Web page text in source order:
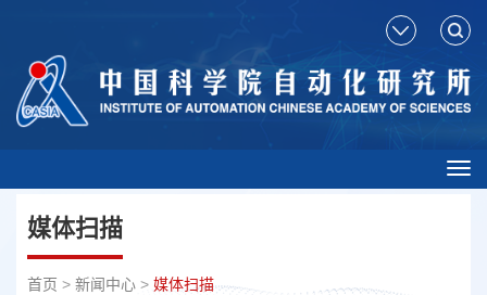
媒体扫描
首页 > 新闻中心 > 媒体扫描